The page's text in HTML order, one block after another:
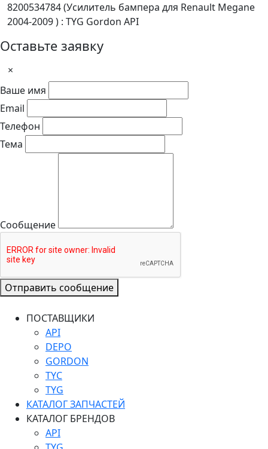
8200534784 (Усилитель бампера для Renault Megane
2004-2009 ) : TYG Gordon API
Оставьте заявку
×
Ваше имя
Email
Телефон
Тема
Сообщение
Отправить сообщение
ПОСТАВЩИКИ
API
DEPO
GORDON
TYC
TYG
КАТАЛОГ ЗАПЧАСТЕЙ
КАТАЛОГ БРЕНДОВ
API